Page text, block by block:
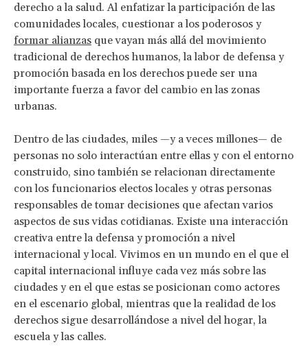
derecho a la salud. Al enfatizar la participación de las
comunidades locales, cuestionar a los poderosos y
formar alianzas que vayan más allá del movimiento
tradicional de derechos humanos, la labor de defensa y
promoción basada en los derechos puede ser una
importante fuerza a favor del cambio en las zonas
urbanas.
Dentro de las ciudades, miles —y a veces millones— de
personas no solo interactúan entre ellas y con el entorno
construido, sino también se relacionan directamente
con los funcionarios electos locales y otras personas
responsables de tomar decisiones que afectan varios
aspectos de sus vidas cotidianas. Existe una interacción
creativa entre la defensa y promoción a nivel
internacional y local. Vivimos en un mundo en el que el
capital internacional influye cada vez más sobre las
ciudades y en el que estas se posicionan como actores
en el escenario global, mientras que la realidad de los
derechos sigue desarrollándose a nivel del hogar, la
escuela y las calles.